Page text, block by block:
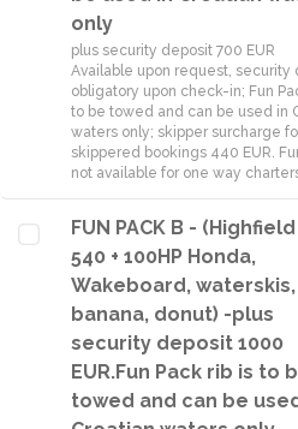
only
plus security deposit 700 EUR
Available upon request, security
obligatory upon check-in; Fun
to be towed and can be used in
waters only; skipper surcharge
skippered bookings 440 EUR.
not available for one way
FUN PACK B -
540 + 100HP Honda,
Wakeboard, waterskis,
banana, donut) -plus
security deposit 1000
EUR.Fun Pack rib is to
towed and can be